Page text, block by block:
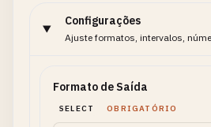
Configurações
Ajuste formatos, intervalos,
Formato de Saída
SELECT OBRIGATÓRIO